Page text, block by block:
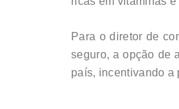
Para o diretor de
seguro, a opção de
país, incentivando a